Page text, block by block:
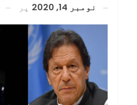
نومبر 14, 2020
پر